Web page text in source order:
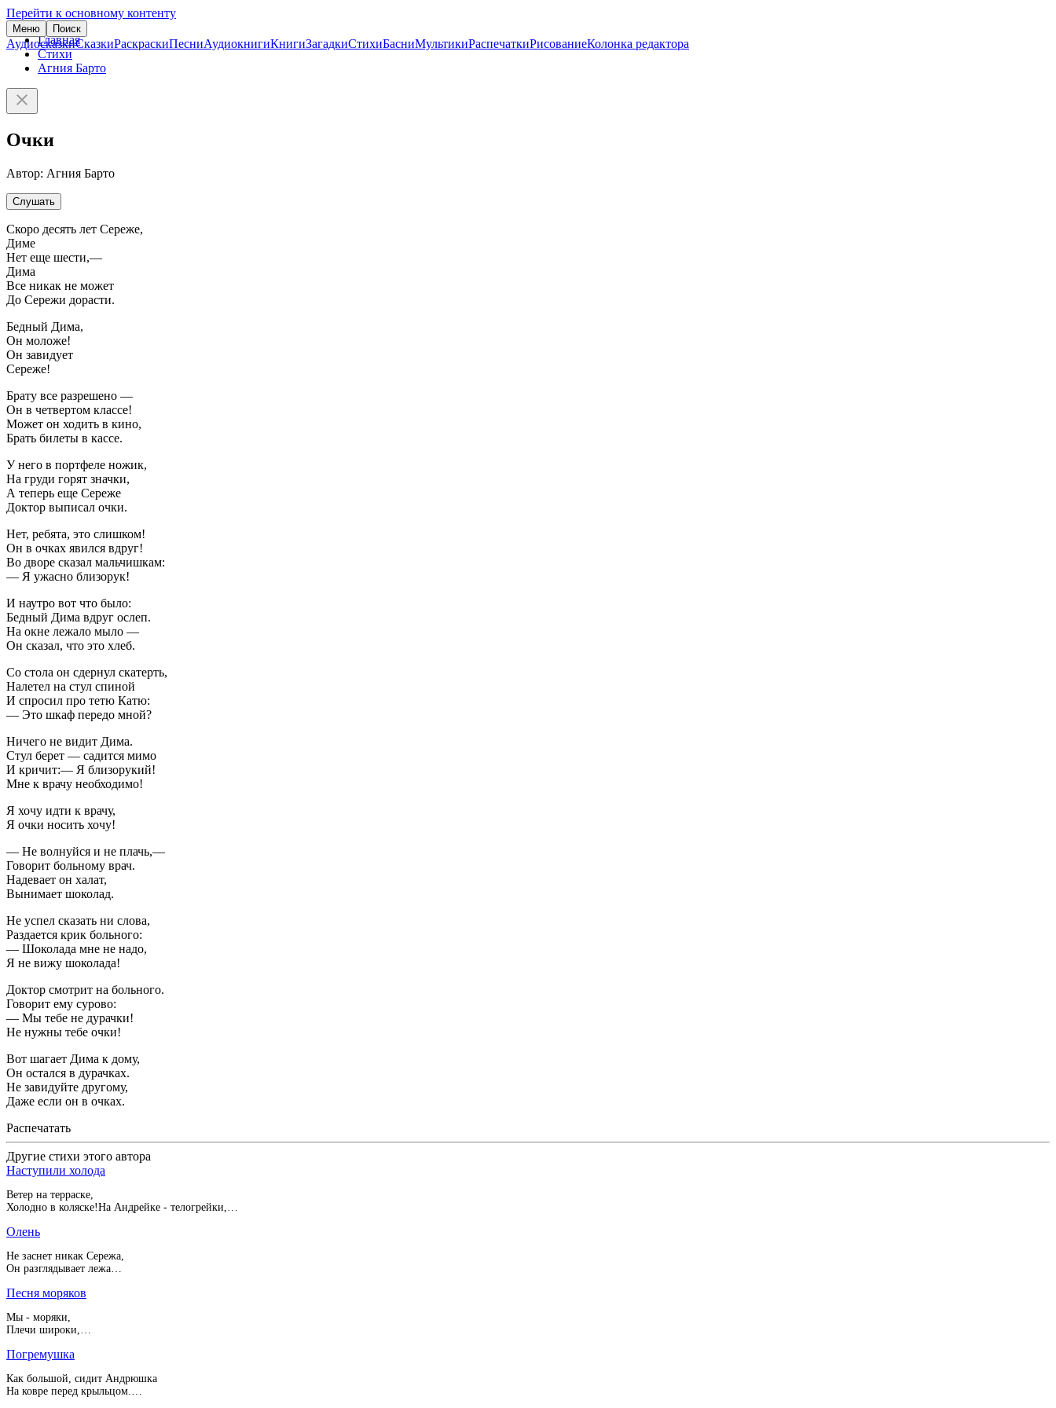
Перейти к основному контенту
Меню Поиск
АудиосказкиСказкиРаскраскиПесниАудиокнигиКнигиЗагадкиСтихиБасниМультикиРаспечаткиРисованиеКолонка редактора
Главная
Стихи
Агния Барто
Очки
Автор: Агния Барто
Слушать
Скоро десять лет Сереже,
Диме
Нет еще шести,—
Дима
Все никак не может
До Сережи дорасти.
Бедный Дима,
Он моложе!
Он завидует
Сереже!
Брату все разрешено —
Он в четвертом классе!
Может он ходить в кино,
Брать билеты в кассе.
У него в портфеле ножик,
На груди горят значки,
А теперь еще Сереже
Доктор выписал очки.
Нет, ребята, это слишком!
Он в очках явился вдруг!
Во дворе сказал мальчишкам:
— Я ужасно близорук!
И наутро вот что было:
Бедный Дима вдруг ослеп.
На окне лежало мыло —
Он сказал, что это хлеб.
Со стола он сдернул скатерть,
Налетел на стул спиной
И спросил про тетю Катю:
— Это шкаф передо мной?
Ничего не видит Дима.
Стул берет — садится мимо
И кричит:— Я близорукий!
Мне к врачу необходимо!
Я хочу идти к врачу,
Я очки носить хочу!
— Не волнуйся и не плачь,—
Говорит больному врач.
Надевает он халат,
Вынимает шоколад.
Не успел сказать ни слова,
Раздается крик больного:
— Шоколада мне не надо,
Я не вижу шоколада!
Доктор смотрит на больного.
Говорит ему сурово:
— Мы тебе не дурачки!
Не нужны тебе очки!
Вот шагает Дима к дому,
Он остался в дурачках.
Не завидуйте другому,
Даже если он в очках.
Распечатать
Другие стихи этого автора
Наступили холода
Ветер на терраске,
Холодно в коляске!На Андрейке - телогрейки,…
Олень
Не заснет никак Сережа,
Он разглядывает лежа…
Песня моряков
Мы - моряки,
Плечи широки,…
Погремушка
Как большой, сидит Андрюшка
На ковре перед крыльцом.…